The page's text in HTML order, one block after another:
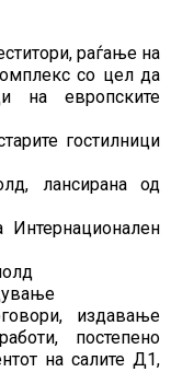
раѓање на
со цел да
на европските
гостилници
лансирана од
издавање
постепено
на салите Д1,